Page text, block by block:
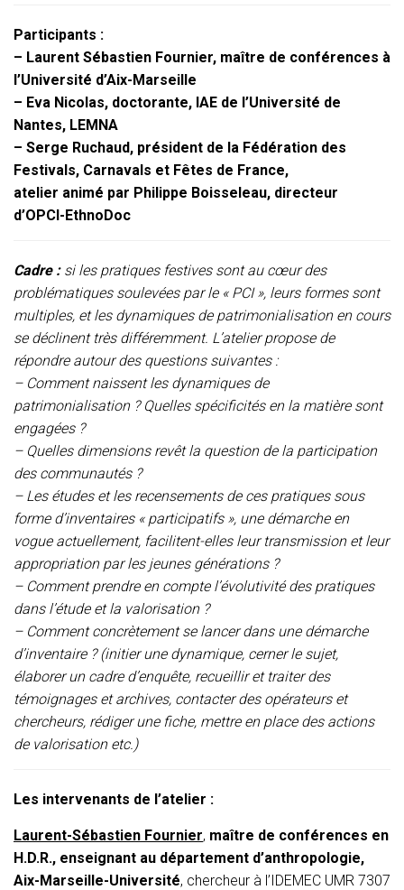
Participants :
– Laurent Sébastien Fournier, maître de conférences à
l’Université d’Aix-Marseille
– Eva Nicolas, doctorante, IAE de l’Université de
Nantes, LEMNA
– Serge Ruchaud, président de la Fédération des
Festivals, Carnavals et Fêtes de France,
atelier animé par Philippe Boisseleau, directeur
d’OPCI-EthnoDoc
Cadre :si les pratiques festives sont au cœur des
problématiques soulevées par le « PCI », leurs formes sont
multiples, et les dynamiques de patrimonialisation en cours
se déclinent très différemment. L’atelier propose de
répondre autour des questions suivantes :
– Comment naissent les dynamiques de
patrimonialisation ? Quelles spécificités en la matière sont
engagées ?
– Quelles dimensions revêt la question de la participation
des communautés ?
– Les études et les recensements de ces pratiques sous
forme d’inventaires « participatifs », une démarche en
vogue actuellement, facilitent-elles leur transmission et leur
appropriation par les jeunes générations ?
– Comment prendre en compte l’évolutivité des pratiques
dans l’étude et la valorisation ?
– Comment concrètement se lancer dans une démarche
d’inventaire ? (initier une dynamique, cerner le sujet,
élaborer un cadre d’enquête, recueillir et traiter des
témoignages et archives, contacter des opérateurs et
chercheurs, rédiger une fiche, mettre en place des actions
de valorisation etc.)
Les intervenants de l’atelier :
Laurent-Sébastien Fournier, maître de conférences en
H.D.R., enseignant au département d’anthropologie,
Aix-Marseille-Université, chercheur à l’IDEMEC UMR 7307